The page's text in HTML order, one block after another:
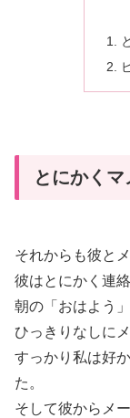
とにかくマ
それからも彼と
彼はとにかく連
朝の「おはよう
ひっきりなしに
すっかり私は好
た。
そして彼からメ